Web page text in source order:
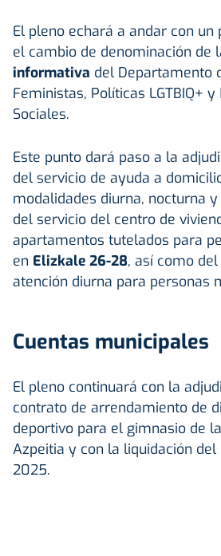
El pleno echará a andar con un
el cambio de denominación de
informativa del Departamento
Feministas, Políticas LGTBIQ+ y
Sociales.
Este punto dará paso a la
del servicio de ayuda a
modalidades diurna, nocturna
del servicio del centro de
apartamentos tutelados para
en Elizkale 26-28, así como
atención diurna para personas
Cuentas municipales
El pleno continuará con la
contrato de arrendamiento de
deportivo para el gimnasio de
Azpeitia y con la liquidación
2025.